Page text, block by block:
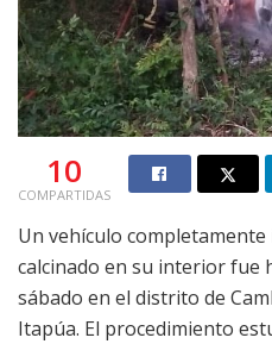
10
COMPARTIDAS
Un vehículo
calcinado en su interior fue
sábado en el distrito de
Itapúa. El procedimiento